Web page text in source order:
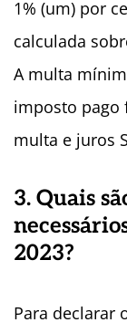
1% (um) por
calculada
A multa
imposto pago
multa e juros
3. Quais
2023?
Para declarar